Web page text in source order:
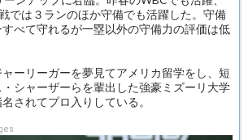
では３ランのほか守備でも活躍した。守備
べて守れるが一塁以外の守備力の評価は低
ーリーガーを夢見てアメリカ留学をし、短
シャーザーらを輩出した強豪ミズーリ大学
されてプロ入りしている。